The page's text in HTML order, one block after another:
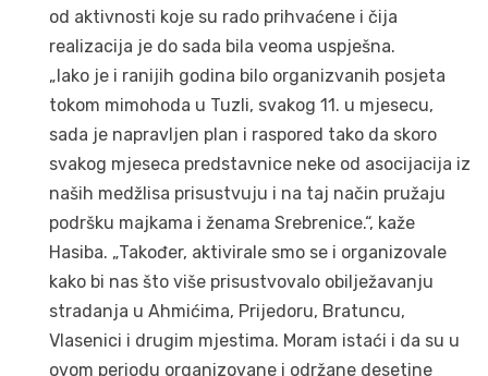
od aktivnosti koje su rado prihvaćene i čija
realizacija je do sada bila veoma uspješna.
„Iako je i ranijih godina bilo organizvanih posjeta
tokom mimohoda u Tuzli, svakog 11. u mjesecu,
sada je napravljen plan i raspored tako da skoro
svakog mjeseca predstavnice neke od asocijacija iz
naših medžlisa prisustvuju i na taj način pružaju
podršku majkama i ženama Srebrenice.“, kaže
Hasiba. „Također, aktivirale smo se i organizovale
kako bi nas što više prisustvovalo obilježavanju
stradanja u Ahmićima, Prijedoru, Bratuncu,
Vlasenici i drugim mjestima. Moram istaći i da su u
ovom periodu organizovane i održane desetine